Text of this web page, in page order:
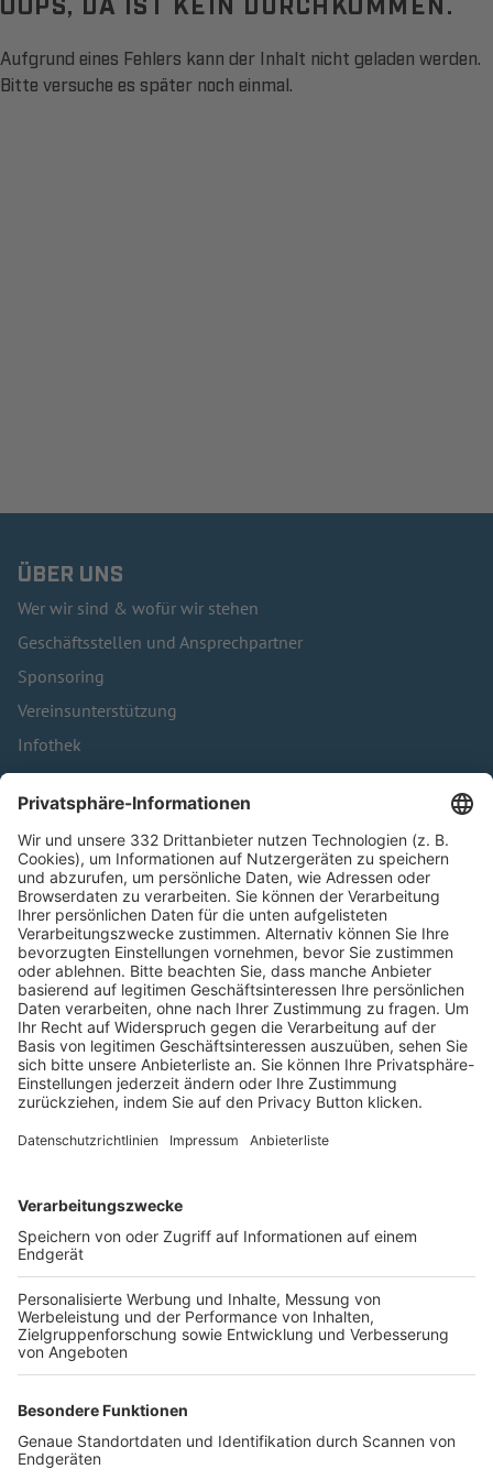
Aufgrund eines Fehlers kann der Inhalt nicht geladen werden.
Bitte versuche es später noch einmal.
ÜBER UNS
Wer wir sind & wofür wir stehen
Geschäftsstellen und Ansprechpartner
Sponsoring
Vereinsunterstützung
Infothek
Kontakt
HÄUFIG BESUCHTE SEITEN
Pässe und Vereinswechsel
Trainerausbildung
Schulungsangebot Vereinsmitarbeiter
BFV-Geschäftsstellen
Trainerbörse
Login SpielPlus
FOLGE DEM BFV
TOP-VEREINE
TOP-PARTNER